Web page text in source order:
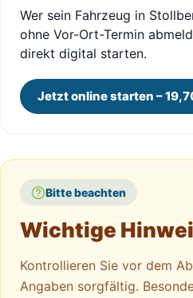
Wer sein Fahrzeug in
ohne Vor-Ort-Termin
direkt digital starten.
Jetzt online starten –
Bitte beachten
Wichtige
Kontrollieren Sie vor dem
Angaben sorgfältig.